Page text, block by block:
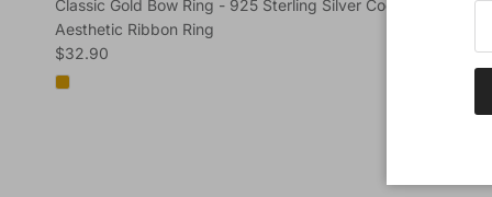
Classic Gold Bow Ring - 925 Sterling Silver Coquette
Aesthetic Ribbon Ring
Regular price
$32.90